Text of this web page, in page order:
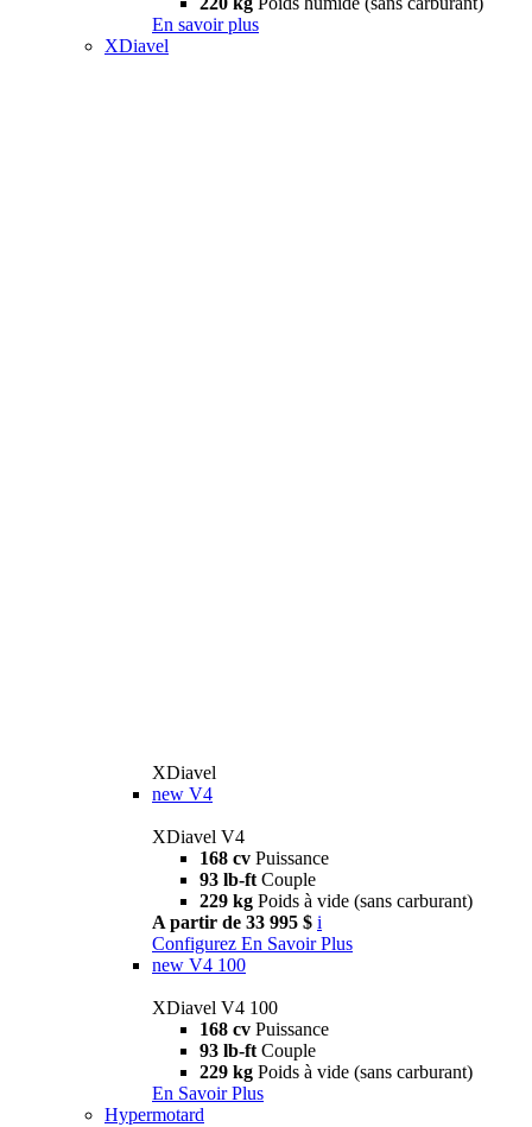
En savoir plus
XDiavel
XDiavel
new V4
XDiavel V4
168 cv Puissance
93 lb-ft Couple
229 kg Poids à vide (sans carburant)
A partir de 33 995 $ i
Configurez En Savoir Plus
new V4 100
XDiavel V4 100
168 cv Puissance
93 lb-ft Couple
229 kg Poids à vide (sans carburant)
En Savoir Plus
Hypermotard